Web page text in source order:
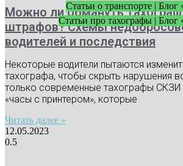
Статьи о транспорте |
Статьи про тахографы |
Можно ли обмануть
штрафов? Схемы
водителей и последствия
Некоторые водители пытаются
тахографа, чтобы скрыть нарушения
только современные тахографы СКЗИ
«часы с принтером», которые
Читать далее »
12.05.2023